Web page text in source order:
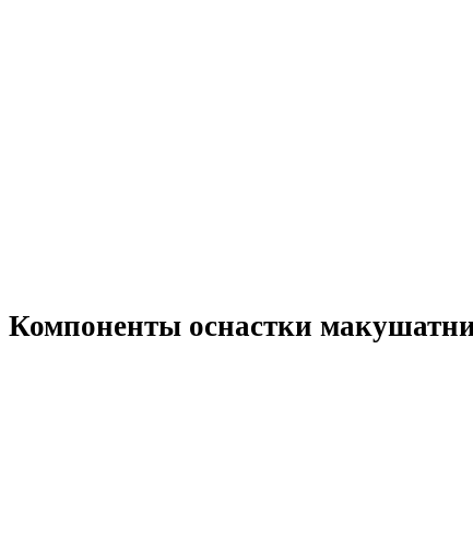
Компоненты оснастки